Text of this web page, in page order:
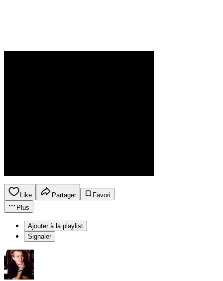
Like Partager
Favori
Plus
Ajouter à la playlist
Signaler